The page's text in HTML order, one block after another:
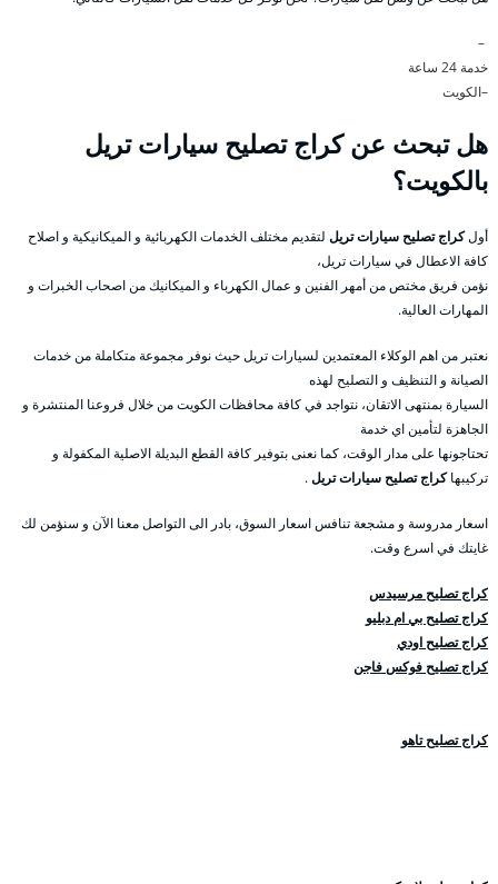
–
خدمة 24 ساعة
–الكويت
هل تبحث عن كراج تصليح سيارات تريل
بالكويت؟
أولكراج تصليح سيارات تريل لتقديم مختلف الخدمات الكهربائية و الميكانيكية و اصلاح
كافة الاعطال في سيارات تريل،
نؤمن فريق مختص من أمهر الفنين و عمال الكهرباء و الميكانيك من اصحاب الخبرات و
المهارات العالية.
نعتبر من اهم الوكلاء المعتمدين لسيارات تريل حيث نوفر مجموعة متكاملة من خدمات
الصيانة و التنظيف و التصليح لهذه
السيارة بمنتهى الاتقان، نتواجد في كافة محافظات الكويت من خلال فروعنا المنتشرة و
الجاهزة لتأمين اي خدمة
تحتاجونها على مدار الوقت، كما نعنى بتوفير كافة القطع البديلة الاصلية المكفولة و
تركيبهاكراج تصليح سيارات تريل.
اسعار مدروسة و مشجعة تنافس اسعار السوق، بادر الى التواصل معنا الآن و سنؤمن لك
غايتك في اسرع وقت.
كراج تصليح مرسيدس
كراج تصليح بي ام دبليو
كراج تصليح اودي
كراج تصليح فوكس فاجن
كراج تصليح تاهو